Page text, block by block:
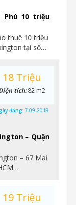
Phú 10 triệu
thuê 10 triệu
tại số…
– Quận
– 67 Mai
18 Triệu
tích:82 m2
đăng: 7-09-2018
19 Triệu